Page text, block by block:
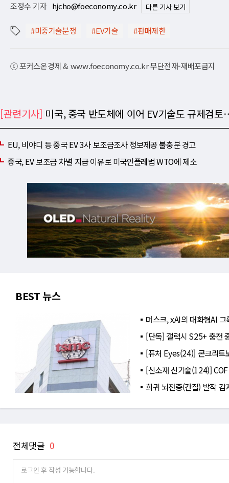
조정수 기자 hjcho@foeconomy.co.kr 다른 기사 보기
#미중기술분쟁 #EV기술 #판매제한
ⓒ 포커스온경제 & www.foeconomy.co.kr 무단전재-재배포금지
[관련기사] 미국, 중국 반도체에 이어 EV기술도 규제검
EU, 비야디 등 중국 EV 3사 보조금조사 정보제공 불충분 경고
중국, EV 보조금 차별 지급 이유로 미국인플레법 WTO에 제소
BEST 뉴스
머스크, xAI의 대화형AI
[단독] 갤럭시 S25+ 충전
[퓨처 Eyes(24)] 콘크리트
[신소재 신기술(124)]
희귀 뇌전증(간질) 발작
전체댓글 0